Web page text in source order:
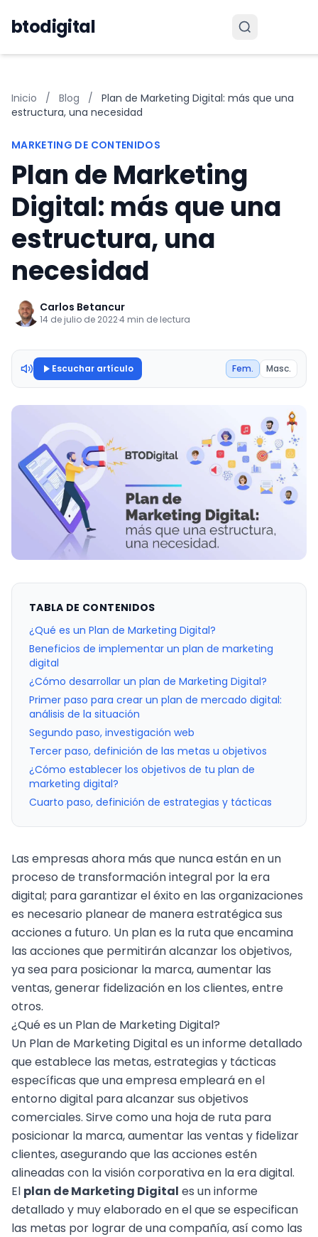
btodigital
Inicio / Blog /
Plan de Marketing Digital: más que una
estructura, una necesidad
MARKETING DE CONTENIDOS
Plan de Marketing
Digital: más que una
estructura, una
necesidad
Carlos Betancur
14 de julio de 2022·4 min de lectura
Escuchar artículo Fem. Masc.
TABLA DE CONTENIDOS
¿Qué es un Plan de Marketing Digital?
Beneficios de implementar un plan de marketing
digital
¿Cómo desarrollar un plan de Marketing Digital?
Primer paso para crear un plan de mercado digital:
análisis de la situación
Segundo paso, investigación web
Tercer paso, definición de las metas u objetivos
¿Cómo establecer los objetivos de tu plan de
marketing digital?
Cuarto paso, definición de estrategias y tácticas
Las empresas ahora más que nunca están en un
proceso de transformación integral por la era
digital; para garantizar el éxito en las organizaciones
es necesario planear de manera estratégica sus
acciones a futuro. Un plan es la ruta que encamina
las acciones que permitirán alcanzar los objetivos,
ya sea para posicionar la marca, aumentar las
ventas, generar fidelización en los clientes, entre
otros.
¿Qué es un Plan de Marketing Digital?
Un Plan de Marketing Digital es un informe detallado
que establece las metas, estrategias y tácticas
específicas que una empresa empleará en el
entorno digital para alcanzar sus objetivos
comerciales. Sirve como una hoja de ruta para
posicionar la marca, aumentar las ventas y fidelizar
clientes, asegurando que las acciones estén
alineadas con la visión corporativa en la era digital.
El plan deMarketing Digital es un informe
detallado y muy elaborado en el que se especifican
las metas por lograr de una compañía, así como las